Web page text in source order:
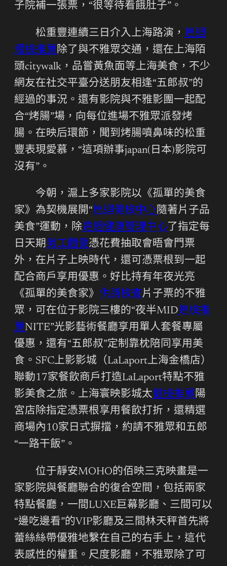
子院補一張票，“很等待看餓肚子”。
松重豐連續三日介入上海路演， 巡迴
體檢推薦除了與不雅眾交通，還在上海陌
頭citywalk，品嘗黃魚面等上海美食，不少
網友在社交平臺分送朋友相逢“五郎叔”的
經過的事況。還有影院與不雅影團一起配
合“烤腸”場，向每位進場不雅眾派發烤
腸。在映后環節，聞到烤腸噴鼻味的松重
豐表現愛慕，“這項辦事japan(日本)影院可
沒有”。
今朝，滬上多家影院以《孤單的美食
家》為契機展開“巡迴健檢中心隨著片子品
美食”運動，除巡迴健康管理中心 了指定每
日天期勞工體健憑花費抽取會晤會門票
外，在片子上映時代，還可憑票根到一起
配合商戶享用優惠。好比持有年夜光亮
《孤單的美食家》 供膳檢查片子票的不雅
眾，可在位于影院三樓的“夜半MID巡檢推
薦NITE”光影藝術餐廳享用單人套餐專屬
優惠，還有“五郎叔”定制靠枕陪同享用美
食。SFC上影影城（LaLaport上海金橋店）
聯動17家餐飲商戶打造LaLaport特點不雅
影美食之旅。上海寰映影城太健檢推薦陽
宮店除指定憑票根享用餐飲打折，還精選
商場內10家日式摒擋，約請不雅眾和五郎
“一路干飯”。
位于靜安MOHO的佰映三克映畫是一
家影院與餐廳聯合的復合空間，包括兩家
特點餐廳，一間LUXE巨幕影廳、三間可以
“邊吃邊看”的VIP影廳及三間林天秤首先將
蕾絲絲帶優雅地繫在自己的右手上，這代
表感性的權重。尺度影廳，不雅眾除了可